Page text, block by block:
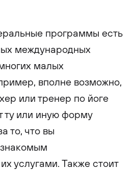
программы есть
международных
малых
вполне возможно,
или тренер по йоге
ту или иную форму
то, что вы
услугами. Также стоит